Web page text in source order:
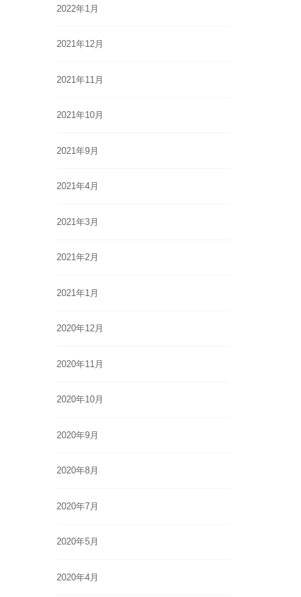
2022年1月
2021年12月
2021年11月
2021年10月
2021年9月
2021年4月
2021年3月
2021年2月
2021年1月
2020年12月
2020年11月
2020年10月
2020年9月
2020年8月
2020年7月
2020年5月
2020年4月